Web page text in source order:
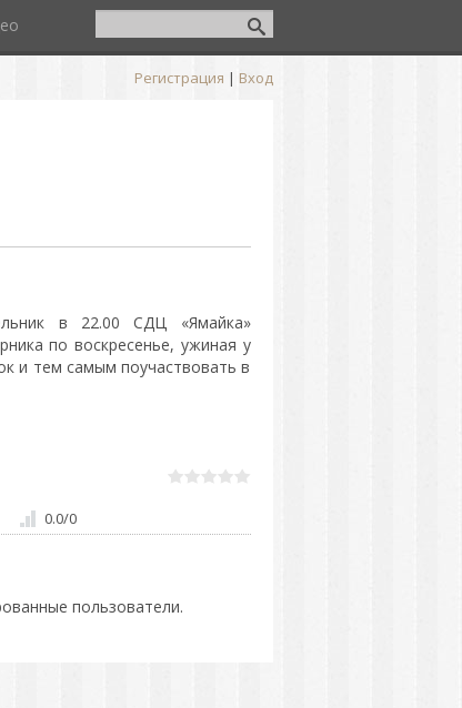
Регистрация | Вход
в 22.00 СДЦ «Ямайка»
по воскресенье, ужиная у
и тем самым поучаствовать в
0.0/0
пользователи.